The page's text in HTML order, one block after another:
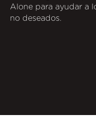
Alone para ayudar a
no deseados.